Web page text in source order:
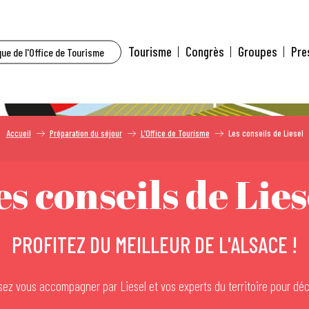
de l'Office de Tourisme Tourisme Congrès Groupes
Accueil Préparation du séjour L’Office de Tourisme Les conseils de Liesel
conseils de
PROFITEZ DU MEILLEUR DE L'ALSACE !
vous accompagner par Liesel et vos experts du territoire pour